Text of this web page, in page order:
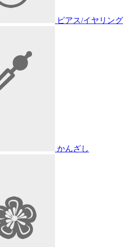
ピアス/イヤリング
かんざし